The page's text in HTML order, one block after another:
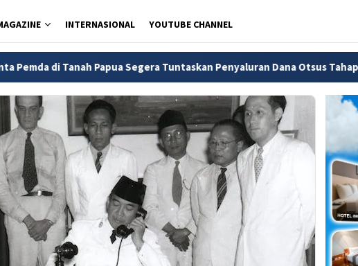
INTERNASIONAL YOUTUBE CHANNEL
Segera Tuntaskan Penyaluran Dana Otsus Tahap II Tepat Waktu